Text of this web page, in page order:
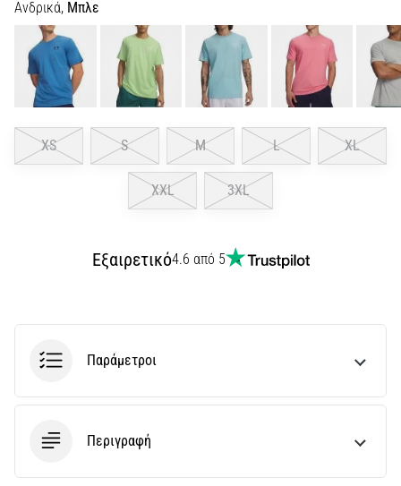
Ανδρικά, Μπλε
XS S M L XL
XXL 3XL
Εξαιρετικό4.6 από 5
Παράμετροι
Περιγραφή